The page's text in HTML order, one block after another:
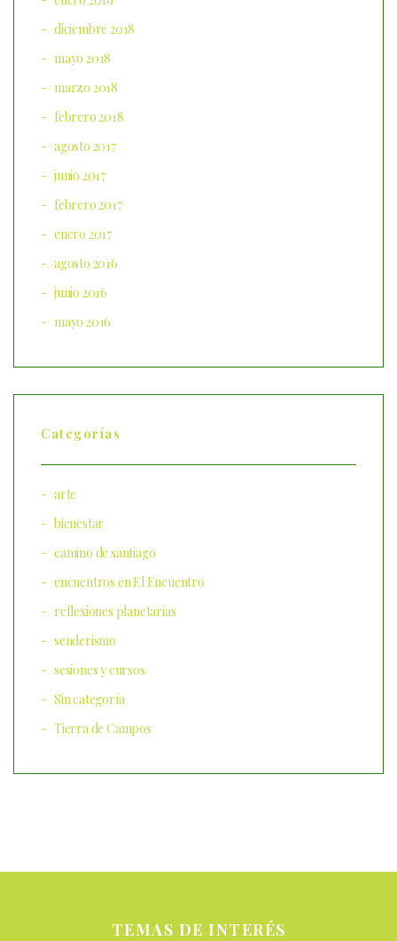
diciembre 2018
mayo 2018
marzo 2018
febrero 2018
agosto 2017
junio 2017
febrero 2017
enero 2017
agosto 2016
junio 2016
mayo 2016
Categorías
arte
bienestar
camino de santiago
encuentros en El Encuentro
reflexiones planetarias
senderismo
sesiones y cursos
Sin categoría
Tierra de Campos
TEMAS DE INTERÉS